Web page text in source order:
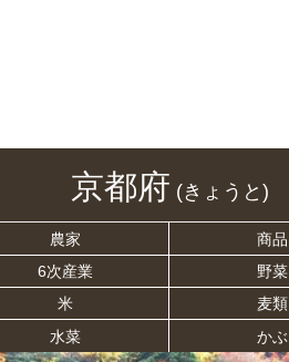
京都府 (きょうと)
農家 商品
6次産業 野菜
米 麦類
水菜 かぶ